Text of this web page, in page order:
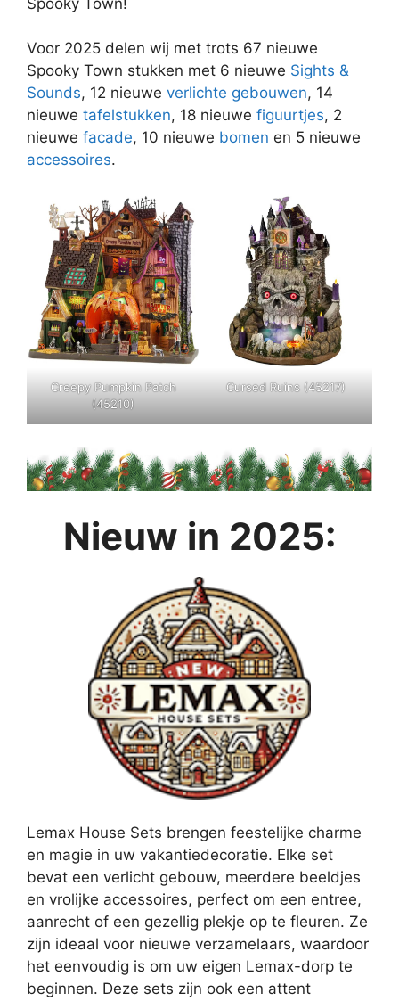
Voor 2025 delen wij met trots 67 nieuwe
Spooky Town stukken met 6 nieuwe Sights &
Sounds, 12 nieuwe verlichte gebouwen, 14
nieuwe tafelstukken, 18 nieuwe figuurtjes, 2
nieuwe facade, 10 nieuwe bomen en 5 nieuwe
accessoires.
Creepy Pumpkin Patch
(45210)
Cursed Ruins (45217)
Nieuw in 2025:
Lemax House Sets brengen feestelijke charme
en magie in uw vakantiedecoratie. Elke set
bevat een verlicht gebouw, meerdere beeldjes
en vrolijke accessoires, perfect om een ​​entree,
aanrecht of een gezellig plekje op te fleuren. Ze
zijn ideaal voor nieuwe verzamelaars, waardoor
het eenvoudig is om uw eigen Lemax-dorp te
beginnen. Deze sets zijn ook een attent